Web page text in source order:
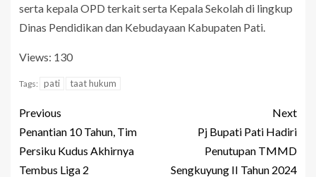
serta kepala OPD terkait serta Kepala Sekolah di lingkup
Dinas Pendidikan dan Kebudayaan Kabupaten Pati.
Views: 130
Tags: pati taat hukum
Previous
Penantian 10 Tahun, Tim
Persiku Kudus Akhirnya
Tembus Liga 2
Next
Pj Bupati Pati Hadiri
Penutupan TMMD
Sengkuyung II Tahun 2024